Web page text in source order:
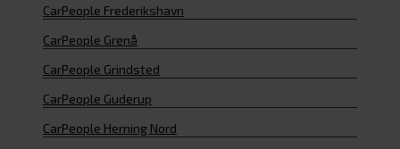
CarPeople Frederikshavn
CarPeople Grenå
CarPeople Grindsted
CarPeople Guderup
CarPeople Herning Nord